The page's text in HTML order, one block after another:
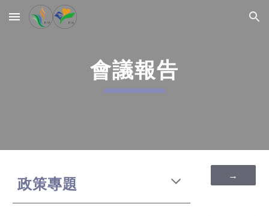
Skip to main content Skip to navigation
會議報告
政策專題 →